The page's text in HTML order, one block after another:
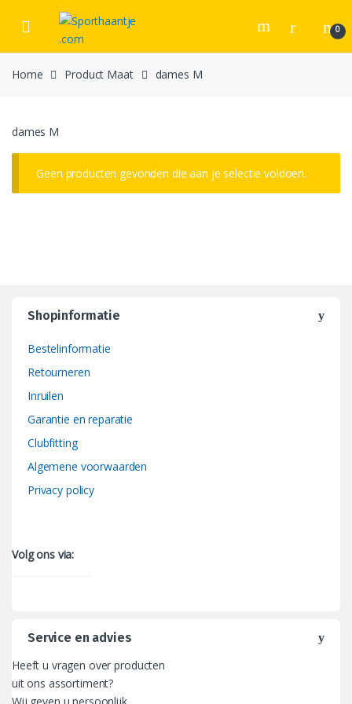
0
Home Product Maat dames M
dames M
Geen producten gevonden die aan je selectie voldoen.
Shopinformatie
Bestelinformatie
Retourneren
Inruilen
Garantie en reparatie
Clubfitting
Algemene voorwaarden
Privacy policy
Volg ons via:
Service en advies
Heeft u vragen over producten
uit ons assortiment?